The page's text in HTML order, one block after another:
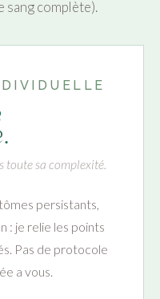
sang complète).
toute sa complexité.
persistants,
: je relie les points
Pas de protocole
a vous.